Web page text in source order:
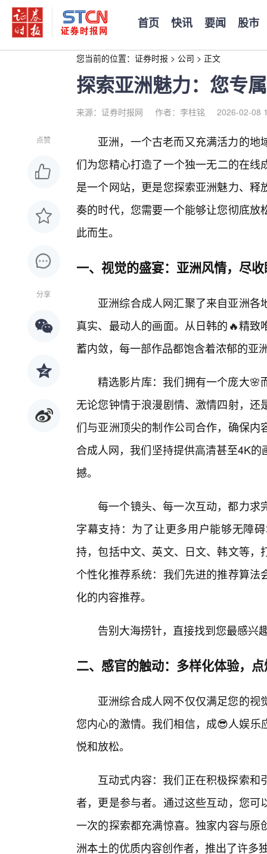
首页 快讯 要闻 股市
您当前的位置： 证券时报 > 公司 > 正文
探索亚洲魅力：您专
来源：证券时报网 作者：李柱铭 2026-02-08
点赞
分享
亚洲，一个古老而又充满活力的
们为您精心打造了一个独一无二的在
是一个网站，更是您探索亚洲魅力、
奏的时代，您需要一个能够让您彻底
此而生。
一、视觉的盛宴：亚洲风情，尽
亚洲综合成人网汇聚了来自亚洲
真实、最动人的画面。从日韩的🔥精
蓄内敛，每一部作品都饱含着浓郁的亚
精选影片库：我们拥有一个庞大🌸
无论您钟情于浪漫剧情、激情四射，
们与亚洲顶尖的制作公司合作，确保
合成人网，我们坚持提供高清甚至4K
撼。
每一个镜头、每一次互动，都力求
字幕支持：为了让更多用户能够无障
持，包括中文、英文、日文、韩文等
个性化推荐系统：我们先进的推荐算
化的内容推荐。
告别大海捞针，直接找到您最感兴
二、感官的触动：多样化体验，
亚洲综合成人网不仅仅满足您的
您内心的激情。我们相信，成😎人娱
悦和放松。
互动式内容：我们正在积极探索
者，更是参与者。通过这些互动，您
一次的探索都充满惊喜。独家内容与
洲本土的优质内容创作者，推出了许多